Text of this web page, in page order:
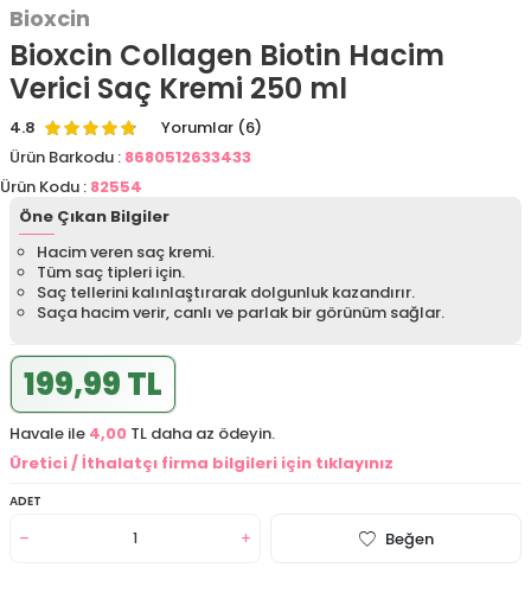
Bioxcin
Bioxcin Collagen Biotin Hacim
Verici Saç Kremi 250 ml
4.8
Yorumlar (6)
Ürün Barkodu : 8680512633433
Ürün Kodu : 82554
Öne Çıkan Bilgiler
Hacim veren saç kremi.
Tüm saç tipleri için.
Saç tellerini kalınlaştırarak dolgunluk kazandırır.
Saça hacim verir, canlı ve parlak bir görünüm sağlar.
199,99 TL
Havale ile 4,00 TL daha az ödeyin.
Üretici / İthalatçı firma bilgileri için tıklayınız
ADET
Beğen